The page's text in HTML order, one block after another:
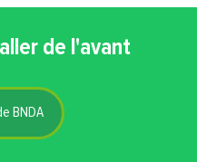
de l'avant
BNDA